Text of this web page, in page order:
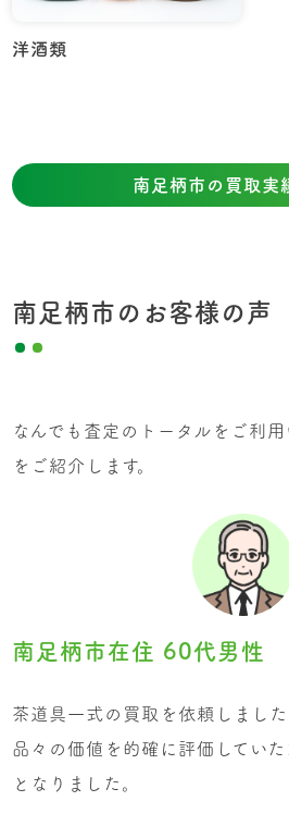
洋酒類
南足柄市の買取実
南足柄市のお客様の声
なんでも査定のトータルをご利
をご紹介します。
南足柄市在住 60代男性
茶道具一式の買取を依頼しまし
品々の価値を的確に評価してい
となりました。